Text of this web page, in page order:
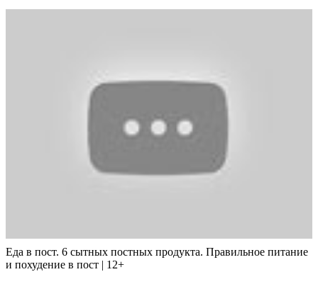
Еда в пост. 6 сытных постных продукта. Правильное питание
и похудение в пост | 12+